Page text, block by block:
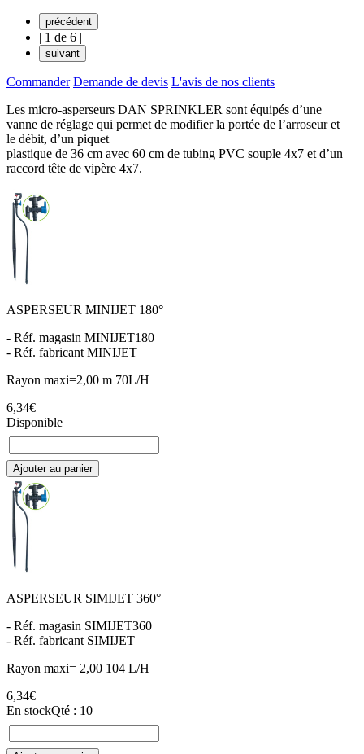
précédent
| 1 de 6 |
suivant
Commander Demande de devis L'avis de nos clients
Les micro-asperseurs DAN SPRINKLER sont équipés d’une
vanne de réglage qui permet de modifier la portée de l’arroseur et
le débit, d’un piquet
plastique de 36 cm avec 60 cm de tubing PVC souple 4x7 et d’un
raccord tête de vipère 4x7.
ASPERSEUR MINIJET 180°
- Réf. magasin MINIJET180
- Réf. fabricant MINIJET
Rayon maxi=2,00 m 70L/H
6,34€
Disponible
Ajouter au panier
ASPERSEUR SIMIJET 360°
- Réf. magasin SIMIJET360
- Réf. fabricant SIMIJET
Rayon maxi= 2,00 104 L/H
6,34€
En stockQté : 10